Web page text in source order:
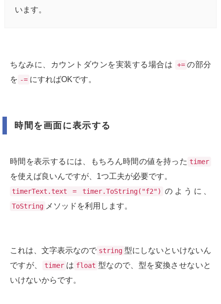
います。
ちなみに、カウントダウンを実装する場合は += の部分
を -= にすればOKです。
時間を画面に表示する
時間を表示するには、もちろん時間の値を持った timer
を使えば良いんですが、1つ工夫が必要です。
timerText.text = timer.ToString("f2") のように、
ToString メソッドを利用します。
これは、文字表示なので string 型にしないといけないん
ですが、
timer は float 型なので、型を変換させないと
いけないからです。